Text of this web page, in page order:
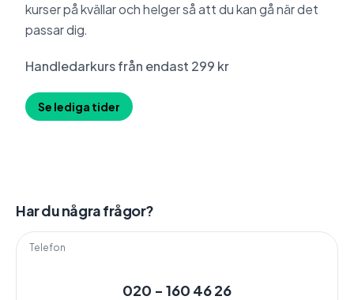
kurser på kvällar och helger så att du kan gå när det
passar dig.
Handledarkurs från endast 299 kr
Se lediga tider
Har du några frågor?
Telefon
020 - 160 46 26